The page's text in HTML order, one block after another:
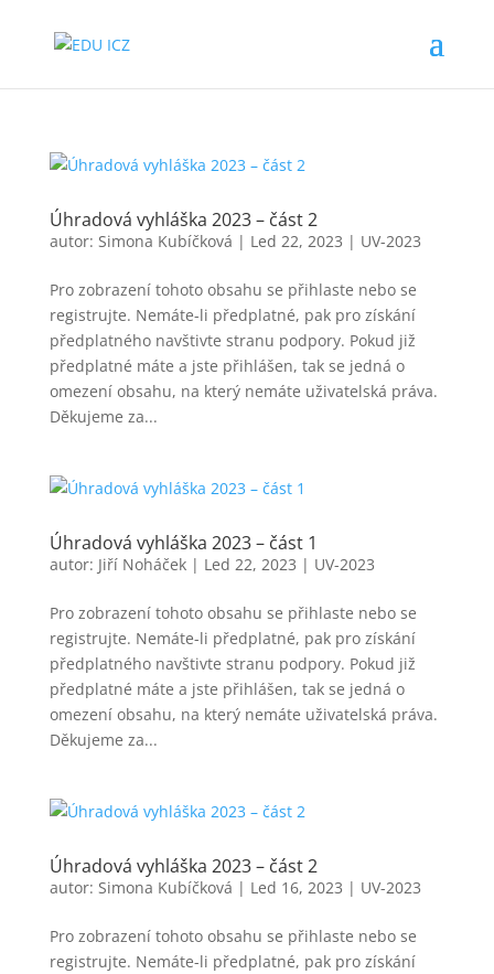
Úhradová vyhláška 2023 – část 2
autor: Simona Kubíčková | Led 22, 2023 | UV-2023
Pro zobrazení tohoto obsahu se přihlaste nebo se
registrujte. Nemáte-li předplatné, pak pro získání
předplatného navštivte stranu podpory. Pokud již
předplatné máte a jste přihlášen, tak se jedná o
omezení obsahu, na který nemáte uživatelská práva.
Děkujeme za...
Úhradová vyhláška 2023 – část 1
autor: Jiří Noháček| Led 22, 2023 | UV-2023
Pro zobrazení tohoto obsahu se přihlaste nebo se
registrujte. Nemáte-li předplatné, pak pro získání
předplatného navštivte stranu podpory. Pokud již
předplatné máte a jste přihlášen, tak se jedná o
omezení obsahu, na který nemáte uživatelská práva.
Děkujeme za...
Úhradová vyhláška 2023 – část 2
autor: Simona Kubíčková | Led 16, 2023 | UV-2023
Pro zobrazení tohoto obsahu se přihlaste nebo se
registrujte. Nemáte-li předplatné, pak pro získání